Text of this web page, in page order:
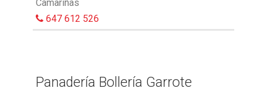
Camariñas
647 612 526
Panadería Bollería Garrote